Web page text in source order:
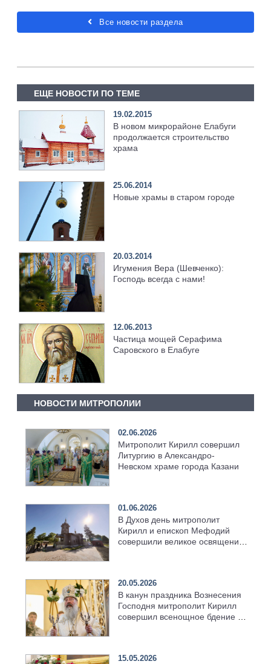
Все новости раздела
ЕЩЕ НОВОСТИ ПО ТЕМЕ
19.02.2015
В новом микрорайоне Елабуги
продолжается строительство
храма
25.06.2014
Новые храмы в старом городе
20.03.2014
Игумения Вера (Шевченко):
Господь всегда с нами!
12.06.2013
Частица мощей Серафима
Саровского в Елабуге
НОВОСТИ МИТРОПОЛИИ
02.06.2026
Митрополит Кирилл совершил
Литургию в Александро-
Невском храме города Казани
01.06.2026
В Духов день митрополит
Кирилл и епископ Мефодий
совершили великое освящение
20.05.2026
В канун праздника Вознесения
Господня митрополит Кирилл
совершил всенощное бдение в
15.05.2026